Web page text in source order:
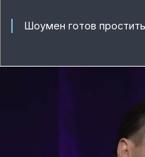
Шоумен готов